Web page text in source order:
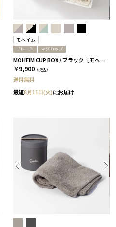
モヘイム
プレート マグカップ
MOHEIM CUP BOX / ブラック［モヘイム］
￥9,900 （税込）
送料無料
最短8月11日(火)にお届け